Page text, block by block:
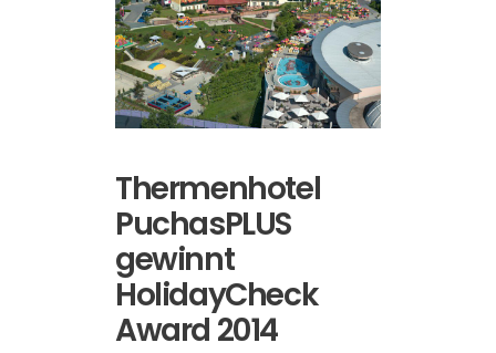
Thermenhotel
PuchasPLUS
gewinnt
HolidayCheck
Award 2014